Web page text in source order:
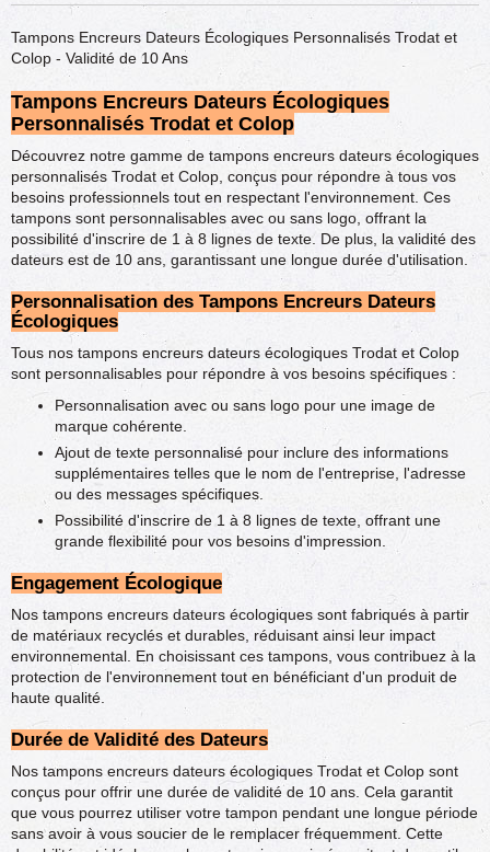
Tampons Encreurs Dateurs Écologiques Personnalisés Trodat et
Colop - Validité de 10 Ans
Tampons Encreurs Dateurs Écologiques
Personnalisés Trodat et Colop
Découvrez notre gamme de tampons encreurs dateurs écologiques
personnalisés Trodat et Colop, conçus pour répondre à tous vos
besoins professionnels tout en respectant l'environnement. Ces
tampons sont personnalisables avec ou sans logo, offrant la
possibilité d'inscrire de 1 à 8 lignes de texte. De plus, la validité des
dateurs est de 10 ans, garantissant une longue durée d'utilisation.
Personnalisation des Tampons Encreurs Dateurs
Écologiques
Tous nos tampons encreurs dateurs écologiques Trodat et Colop
sont personnalisables pour répondre à vos besoins spécifiques :
Personnalisation avec ou sans logo pour une image de
marque cohérente.
Ajout de texte personnalisé pour inclure des informations
supplémentaires telles que le nom de l'entreprise, l'adresse
ou des messages spécifiques.
Possibilité d'inscrire de 1 à 8 lignes de texte, offrant une
grande flexibilité pour vos besoins d'impression.
Engagement Écologique
Nos tampons encreurs dateurs écologiques sont fabriqués à partir
de matériaux recyclés et durables, réduisant ainsi leur impact
environnemental. En choisissant ces tampons, vous contribuez à la
protection de l'environnement tout en bénéficiant d'un produit de
haute qualité.
Durée de Validité des Dateurs
Nos tampons encreurs dateurs écologiques Trodat et Colop sont
conçus pour offrir une durée de validité de 10 ans. Cela garantit
que vous pourrez utiliser votre tampon pendant une longue période
sans avoir à vous soucier de le remplacer fréquemment. Cette